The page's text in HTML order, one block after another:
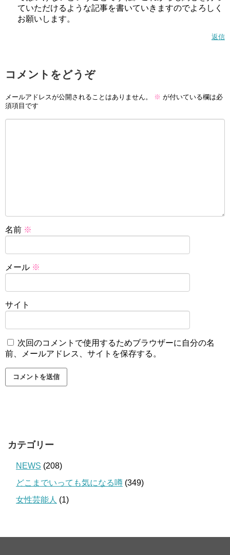
ていただけるような記事を書いていきますのでよろしく
お願いします。
返信
コメントをどうぞ
メールアドレスが公開されることはありません。 ※ が付いている欄は必
須項目です
名前 ※
メール ※
サイト
次回のコメントで使用するためブラウザーに自分の名
前、メールアドレス、サイトを保存する。
カテゴリー
NEWS (208)
どこまでいっても気になる噂 (349)
女性芸能人 (1)